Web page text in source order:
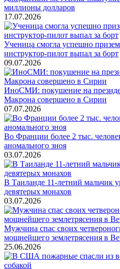
миллионы долларов
17.07.2026
Ученица смогла успешно
инструктор-пилот выпал за борт
09.07.2026
ИноСМИ: покушение на
Макрона совершено в Сирии
07.07.2026
Во Франции более 2 тыс.
аномального зноя
03.07.2026
В Таиланде 11-летний мальчик
девятерых монахов
03.07.2026
Мужчина спас своих
мощнейшего землетрясения в
25.06.2026